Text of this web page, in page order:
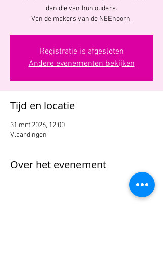
dan die van hun ouders.
Van de makers van de NEEhoorn.
Registratie is afgesloten
Andere evenementen bekijken
Tijd en locatie
31 mrt 2026, 12:00
Vlaardingen
Over het evenement